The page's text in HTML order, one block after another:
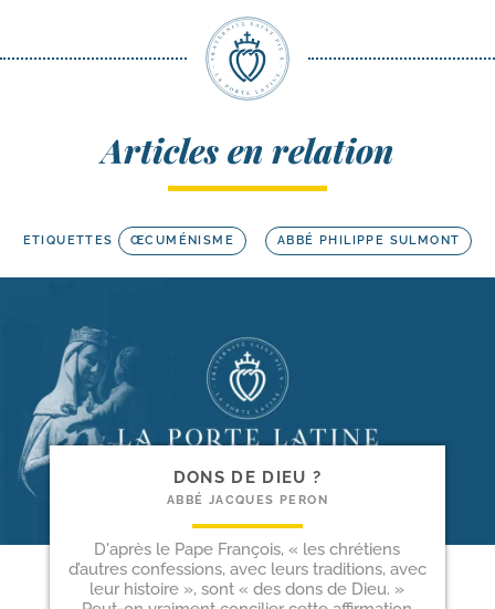
Articles en relation
ETIQUETTES ŒCUMÉNISME ABBÉ PHILIPPE SULMONT
DONS DE DIEU ?
ABBÉ JACQUES PERON
D'après le Pape François, « les chrétiens
d’autres confessions, avec leurs traditions, avec
leur histoire », sont « des dons de Dieu. »